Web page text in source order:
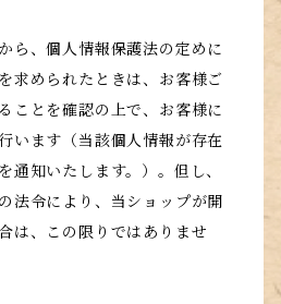
ら、個人情報保護法の定めに
求められたときは、お客様ご
ことを確認の上で、お客様に
います（当該個人情報が存在
通知いたします。）。但し、
法令により、当ショップが開
は、この限りではありませ